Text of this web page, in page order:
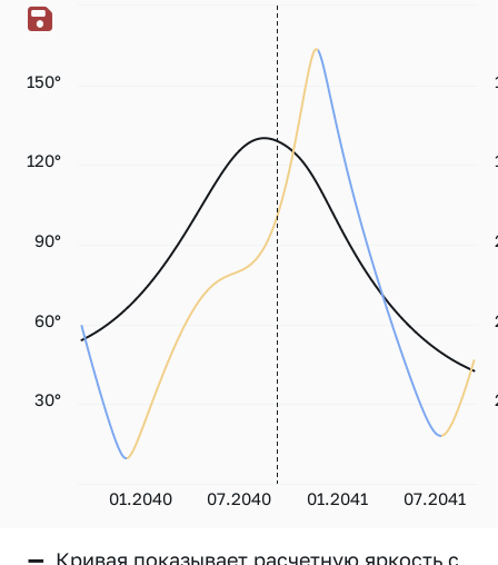
01.2040 07.2040 01.2041 07.2041
30°
60°
90°
120°
150°
— Кривая показывает расчетную яркость с